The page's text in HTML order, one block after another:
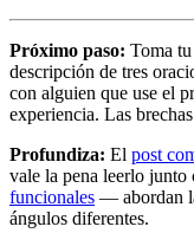
Próximo paso: Toma
descripción de tres
con alguien que use el
experiencia. Las
Profundiza: El post
vale la pena leerlo junto
funcionales — abordan
ángulos diferentes.